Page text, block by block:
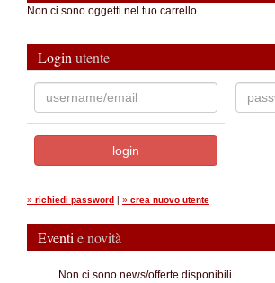
Non ci sono oggetti nel tuo carrello
Login utente
» richiedi password | » crea nuovo utente
Eventi e novità
...Non ci sono news/offerte disponibili.